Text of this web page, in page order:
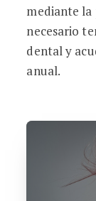
mediante la
necesario
dental y
anual.